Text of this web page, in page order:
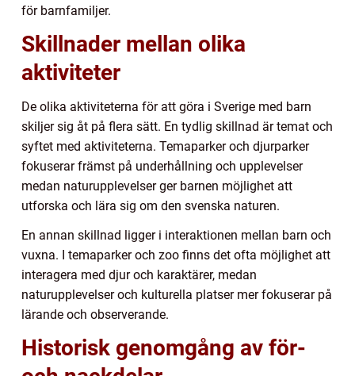
för barnfamiljer.
Skillnader mellan olika
aktiviteter
De olika aktiviteterna för att göra i Sverige med barn
skiljer sig åt på flera sätt. En tydlig skillnad är temat och
syftet med aktiviteterna. Temaparker och djurparker
fokuserar främst på underhållning och upplevelser
medan naturupplevelser ger barnen möjlighet att
utforska och lära sig om den svenska naturen.
En annan skillnad ligger i interaktionen mellan barn och
vuxna. I temaparker och zoo finns det ofta möjlighet att
interagera med djur och karaktärer, medan
naturupplevelser och kulturella platser mer fokuserar på
lärande och observerande.
Historisk genomgång av för-